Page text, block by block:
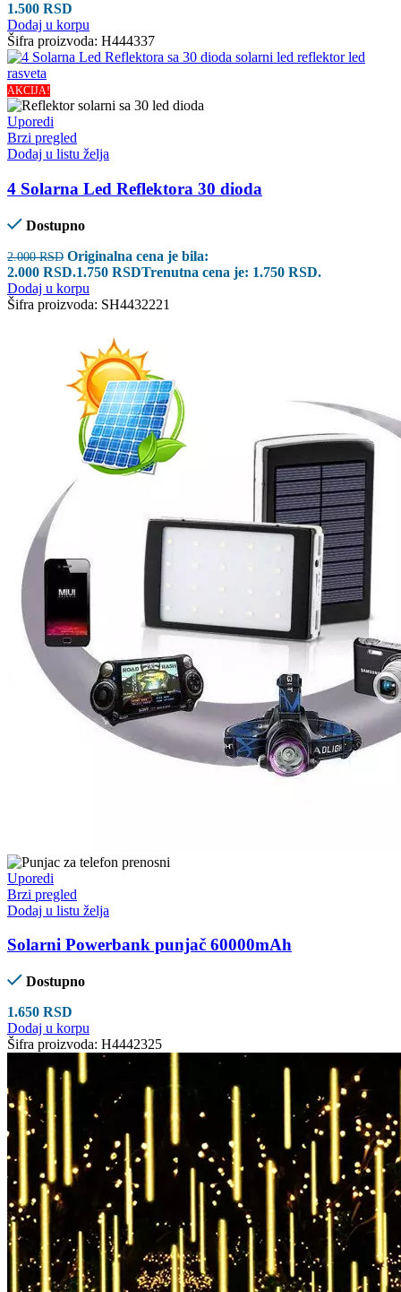
1.500 RSD
Dodaj u korpu
Šifra proizvoda: H444337
AKCIJA!
Uporedi
Brzi pregled
Dodaj u listu želja
4 Solarna Led Reflektora 30 dioda
Dostupno
2.000RSD Originalna cena je bila:
2.000 RSD.1.750 RSDTrenutna cena je: 1.750 RSD.
Dodaj u korpu
Šifra proizvoda: SH4432221
Uporedi
Brzi pregled
Dodaj u listu želja
Solarni Powerbank punjač 60000mAh
Dostupno
1.650 RSD
Dodaj u korpu
Šifra proizvoda: H4442325